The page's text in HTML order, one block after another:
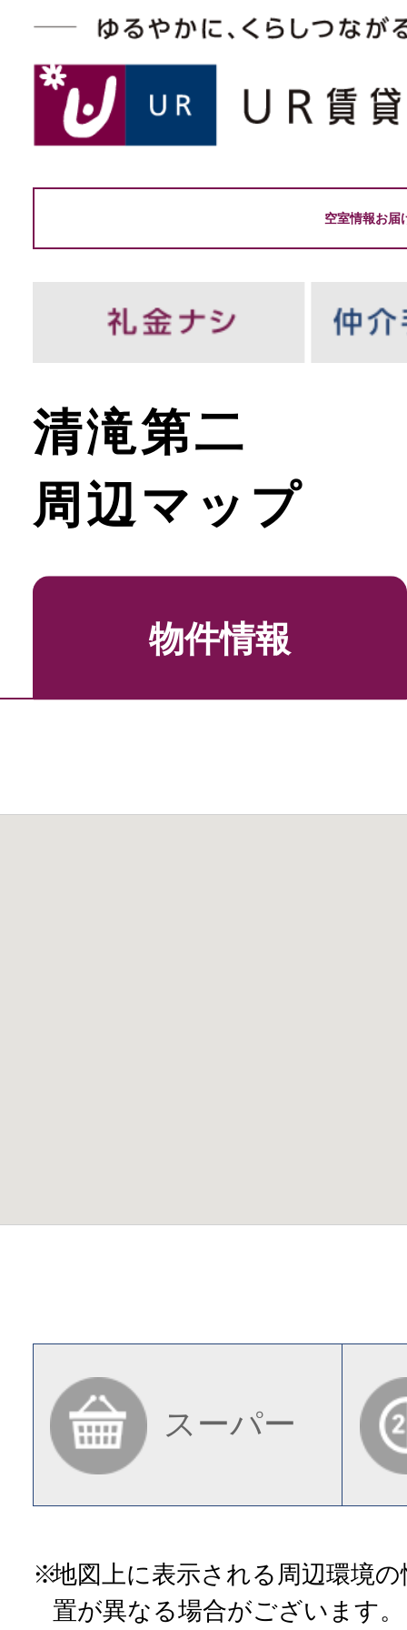
空室情報お届
清滝第二
周辺マップ
物件情報
スーパー
地図上に表示される周辺環境
置が異なる場合がございます。